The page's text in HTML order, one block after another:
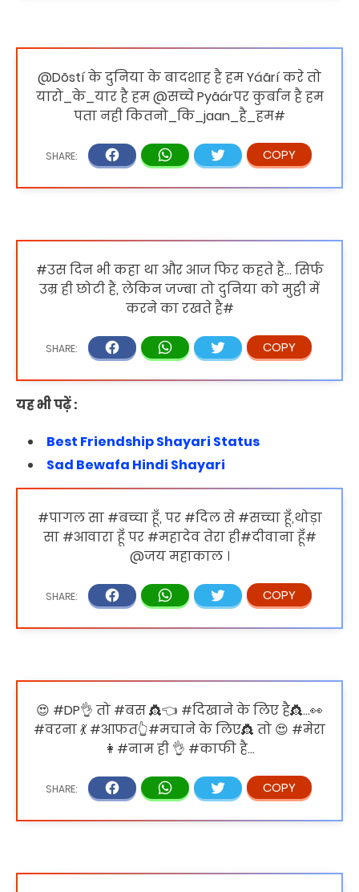
@Dõstí के दुनिया के बादशाह है हम Yáãrí करे तो
यारो_के_यार है हम @सच्चे Pyãárपर कुर्बान है हम
पता नही कितनो_कि_jaan_है_हम#
#उस दिन भी कहा था और आज फिर कहते हैं… सिर्फ
उम्र ही छोटी हैं, लेकिन जज्बा तो दुनिया को मुट्ठी में
करने का रखते है#
यह भी पढ़ें :
Best Friendship Shayari Status
Sad Bewafa Hindi Shayari
#पागल सा #बच्चा हूँ, पर #दिल से #सच्चा हूँ,थोड़ा
सा #आवारा हूँ पर #महादेव तेरा ही#दीवाना हूँ#
@जय महाकाल ।
😍 #DP👌 तो #बस 👸👈 #दिखाने के लिए है👸…👀
#वरना 💃 #आफत👆#मचाने के लिए👸 तो 😍 #मेरा
👩#नाम ही 👌 #काफी है…